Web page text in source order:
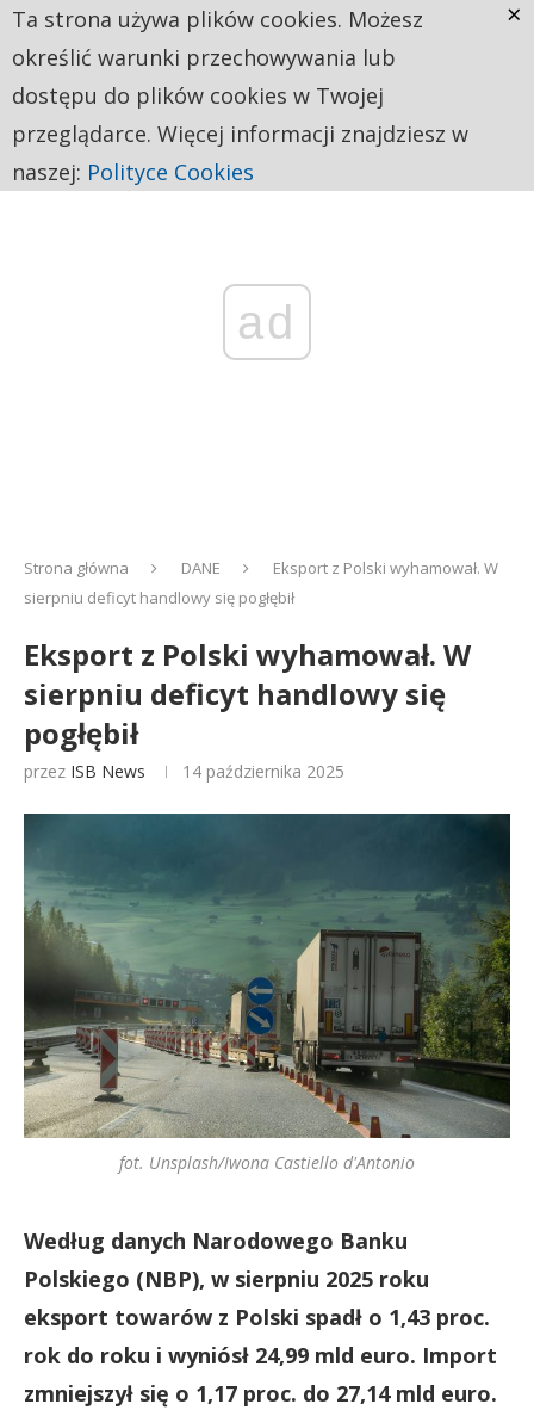
ad
Strona główna DANE
Eksport z Polski wyhamował. W
sierpniu deficyt handlowy się pogłębił
Eksport z Polski wyhamował. W
sierpniu deficyt handlowy się
pogłębił
przez ISB News 14 października 2025
fot. Unsplash/Iwona Castiello d'Antonio
Według danych Narodowego Banku
Polskiego (NBP), w sierpniu 2025 roku
eksport towarów z Polski spadł o 1,43 proc.
rok do roku i wyniósł 24,99 mld euro. Import
zmniejszył się o 1,17 proc. do 27,14 mld euro.
Ta strona używa plików cookies. Możesz
określić warunki przechowywania lub
dostępu do plików cookies w Twojej
przeglądarce. Więcej informacji znajdziesz w
naszej: Polityce Cookies
×